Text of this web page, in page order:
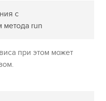
с
метода run
при этом может